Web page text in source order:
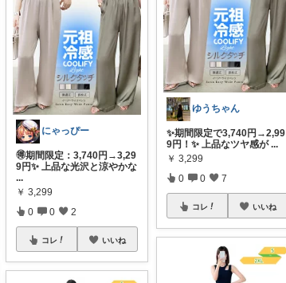
にゃっぴー
🉐期間限定：3,740円→3,29
9円✨ 上品な光沢と涼やかな
...
￥ 3,299
0 0 2
コレ いいね
ゆうちゃん
✨期間限定で3,740円→2,99
9円！✨ 上品なツヤ感が ...
￥ 3,299
0 0 7
コレ いいね